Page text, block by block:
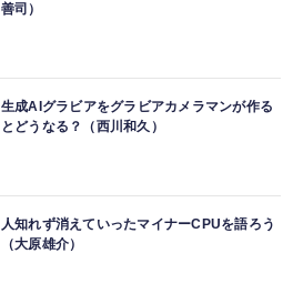
善司）
生成AIグラビアをグラビアカメラマンが作る
とどうなる？（西川和久）
人知れず消えていったマイナーCPUを語ろう
（大原雄介）